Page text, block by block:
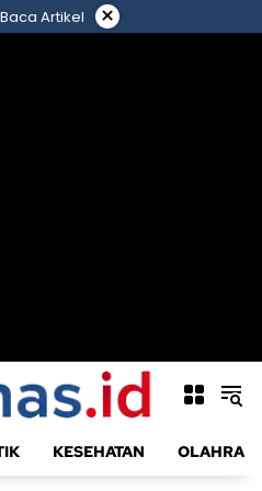
Artikel ×
KESEHATAN